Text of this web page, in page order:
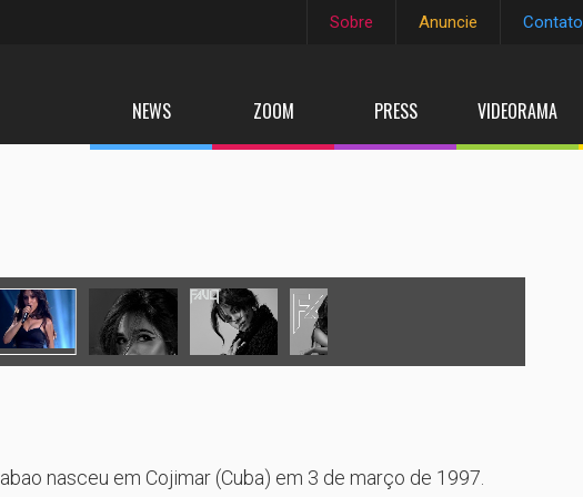
Sobre Anuncie Contato
NEWS ZOOM PRESS VIDEORAMA
nasceu em Cojimar (Cuba) em 3 de março de 1997.